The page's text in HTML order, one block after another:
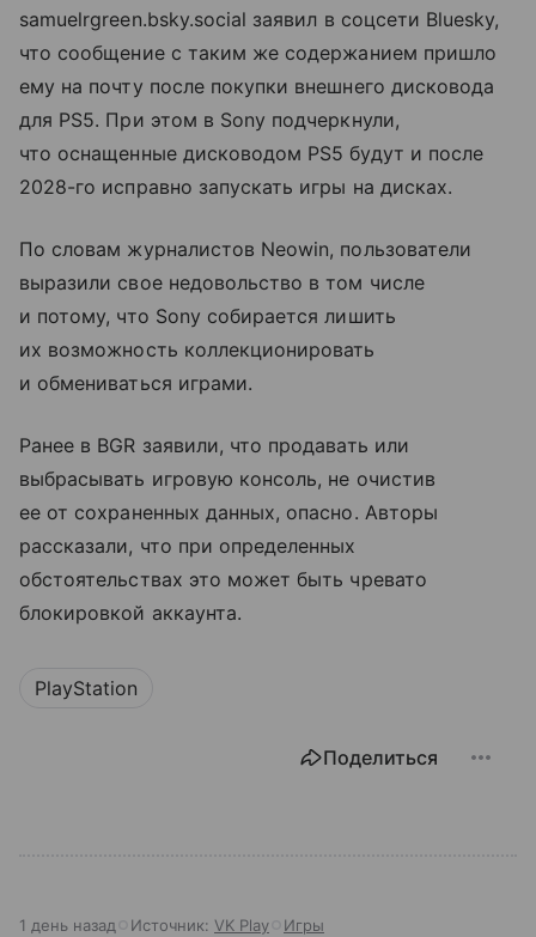
samuelrgreen.bsky.social заявил в соцсети Bluesky,
что сообщение с таким же содержанием пришло
ему на почту после покупки внешнего дисковода
для PS5. При этом в Sony подчеркнули,
что оснащенные дисководом PS5 будут и после
2028-го исправно запускать игры на дисках.
По словам журналистов Neowin, пользователи
выразили свое недовольство в том числе
и потому, что Sony собирается лишить
их возможность коллекционировать
и обмениваться играми.
Ранее в BGR заявили, что продавать или
выбрасывать игровую консоль, не очистив
ее от сохраненных данных, опасно. Авторы
рассказали, что при определенных
обстоятельствах это может быть чревато
блокировкой аккаунта.
PlayStation
Поделиться
1 день назад Источник: VK Play Игры